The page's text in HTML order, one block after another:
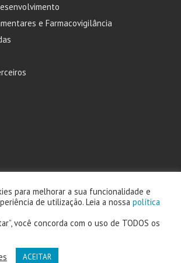
e Farmacovigilância
- Produtos Farmacêuticos, S.A. powered by
para melhorar a sua funcionalidade e
de utilização. Leia a nossa política
você concorda com o uso de TODOS os
ACEITAR